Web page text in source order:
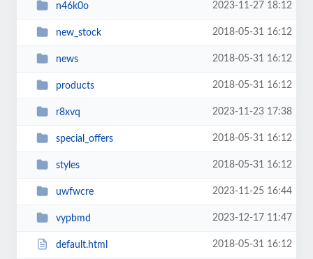
n46k0o 2023-11-27 18:12
new_stock 2018-05-31 16:12
news 2018-05-31 16:12
products 2018-05-31 16:12
r8xvq 2023-11-23 17:38
special_offers 2018-05-31 16:12
styles 2018-05-31 16:12
uwfwcre 2023-11-25 16:44
vypbmd 2023-12-17 11:47
default.html 2018-05-31 16:12